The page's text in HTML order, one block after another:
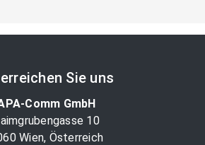
Sie uns
Comm GmbH
10
Wien, Österreich